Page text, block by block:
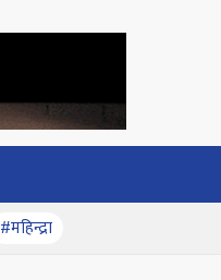
#महिन्द्रा